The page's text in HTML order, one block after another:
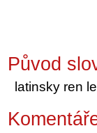
Původ
latinsky ren